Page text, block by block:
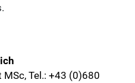
MSc, Tel.: +43 (0)680